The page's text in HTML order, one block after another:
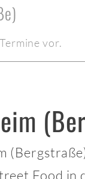
vor.
Food in